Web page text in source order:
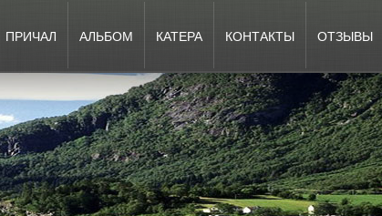
ПРИЧАЛ АЛЬБОМ КАТЕРА КОНТАКТЫ ОТЗЫВЫ